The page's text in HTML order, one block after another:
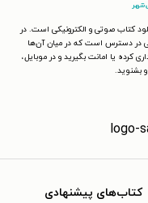
کتاب صوتی و الکترونیکی است. در
در دسترس است که در میان آن‌ها
کرده یا امانت بگیرید و در موبایل،
بشنوید.
کتاب‌های پیشنهادی